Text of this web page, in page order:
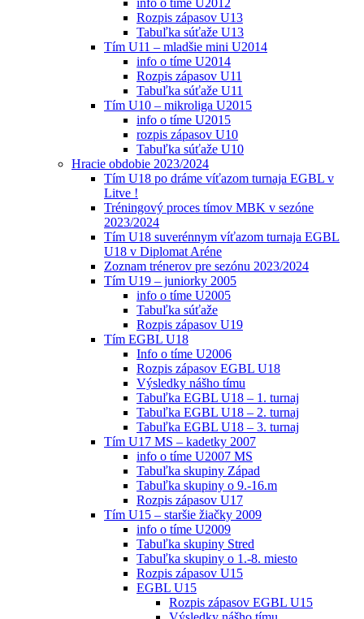
Rozpis zápasov U13
Tabuľka súťaže U13
Tím U11 – mladšie mini U2014
info o tíme U2014
Rozpis zápasov U11
Tabuľka súťaže U11
Tím U10 – mikroliga U2015
info o tíme U2015
rozpis zápasov U10
Tabuľka súťaže U10
Hracie obdobie 2023/2024
Tím U18 po dráme víťazom turnaja EGBL v
Litve !
Tréningový proces tímov MBK v sezóne
2023/2024
Tím U18 suverénnym víťazom turnaja EGBL
U18 v Diplomat Aréne
Zoznam trénerov pre sezónu 2023/2024
Tím U19 – juniorky 2005
info o tíme U2005
Tabuľka súťaže
Rozpis zápasov U19
Tím EGBL U18
Info o tíme U2006
Rozpis zápasov EGBL U18
Výsledky nášho tímu
Tabuľka EGBL U18 – 1. turnaj
Tabuľka EGBL U18 – 2. turnaj
Tabuľka EGBL U18 – 3. turnaj
Tím U17 MS – kadetky 2007
info o tíme U2007 MS
Tabuľka skupiny Západ
Tabuľka skupiny o 9.-16.m
Rozpis zápasov U17
Tím U15 – staršie žiačky 2009
info o tíme U2009
Tabuľka skupiny Stred
Tabuľka skupiny o 1.-8. miesto
Rozpis zápasov U15
EGBL U15
Rozpis zápasov EGBL U15